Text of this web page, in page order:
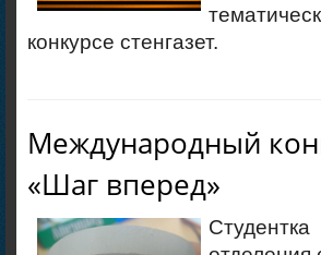
конкурсе стенгазет.
Международный
«Шаг вперед»